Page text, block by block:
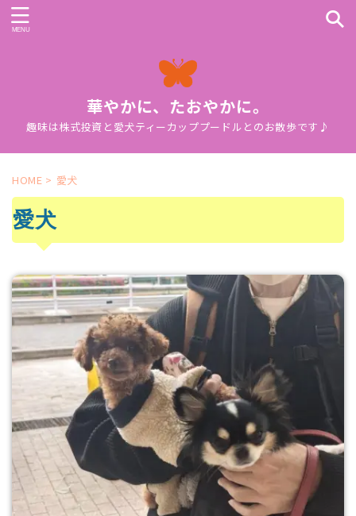
華やかに、たおやかに。
趣味は株式投資と愛犬ティーカッププードルとのお散歩です♪
HOME > 愛犬
愛犬